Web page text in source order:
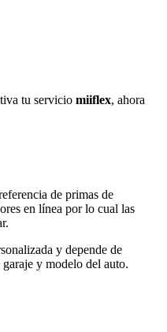
tu servicio miiflex, ahora
de primas de
en línea por lo cual las
y depende de
y modelo del auto.